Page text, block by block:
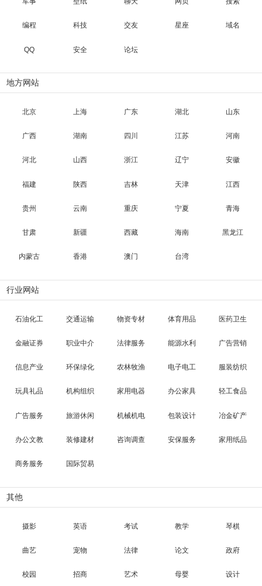
编程 科技 交友 星座 域名
QQ 安全 论坛
地方网站
北京 上海 广东 湖北 山东
广西 湖南 四川 江苏 河南
河北 山西 浙江 辽宁 安徽
福建 陕西 吉林 天津 江西
贵州 云南 重庆 宁夏 青海
甘肃 新疆 西藏 海南 黑龙江
内蒙古 香港 澳门 台湾
行业网站
石油化工 交通运输 物资专材 体育用品 医药卫生
金融证券 职业中介 法律服务 能源水利 广告营销
信息产业 环保绿化 农林牧渔 电子电工 服装纺织
玩具礼品 机构组织 家用电器 办公家具 轻工食品
广告服务 旅游休闲 机械机电 包装设计 冶金矿产
办公文教 装修建材 咨询调查 安保服务 家用纸品
商务服务 国际贸易
其他
摄影 英语 考试 教学 琴棋
曲艺 宠物 法律 论文 政府
校园 招商 艺术 母婴 设计